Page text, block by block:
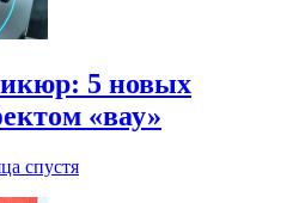
5 новых
«вау»
спустя